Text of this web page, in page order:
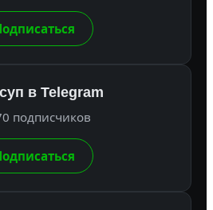
в Telegram
подписчиков